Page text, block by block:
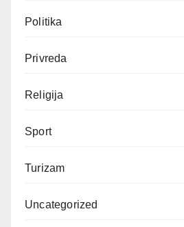
Politika
Privreda
Religija
Sport
Turizam
Uncategorized